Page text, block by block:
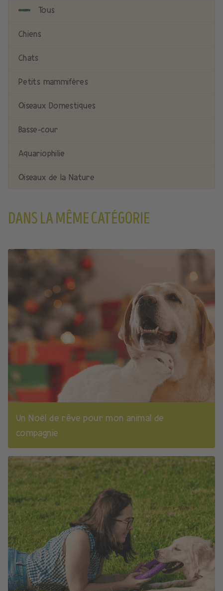
Tous
Chiens
Chats
Petits mammifères
Oiseaux Domestiques
Basse-cour
Aquariophilie
Oiseaux de la Nature
DANS LA MÊME CATÉGORIE
Un Noël de rêve pour mon animal de
compagnie